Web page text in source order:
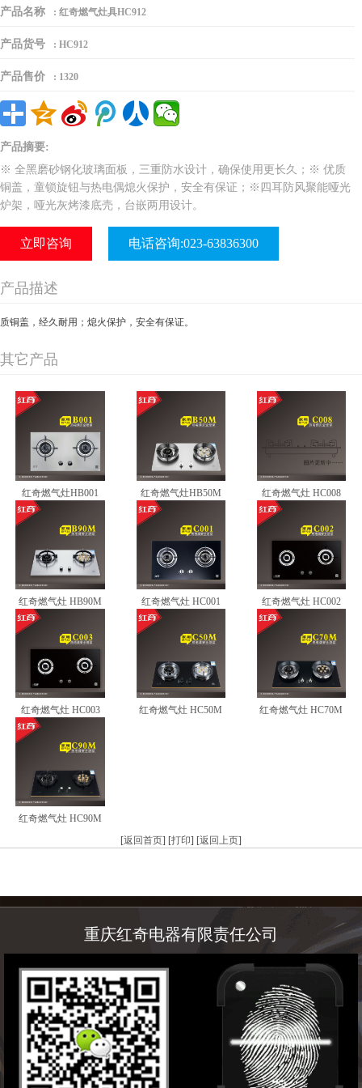
产品名称 : 红奇燃气灶具HC912
产品货号 : HC912
产品售价 : 1320
产品摘要:
※ 全黑磨砂钢化玻璃面板，三重防水设计，确保使用更长久；※ 优质
铜盖，童锁旋钮与热电偶熄火保护，安全有保证；※四耳防风聚能哑光
炉架，哑光灰烤漆底壳，台嵌两用设计。
立即咨询 电话咨询:023-63836300
产品描述
质铜盖，经久耐用；熄火保护，安全有保证。
其它产品
红奇燃气灶HB001 红奇燃气灶HB50M 红奇燃气灶 HC008
红奇燃气灶 HB90M 红奇燃气灶 HC001 红奇燃气灶 HC002
红奇燃气灶 HC003 红奇燃气灶 HC50M 红奇燃气灶 HC70M
红奇燃气灶 HC90M
[返回首页] [打印] [返回上页]
重庆红奇电器有限责任公司